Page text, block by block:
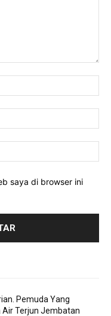
saya di browser ini
Pemuda Yang
Air Terjun Jembatan